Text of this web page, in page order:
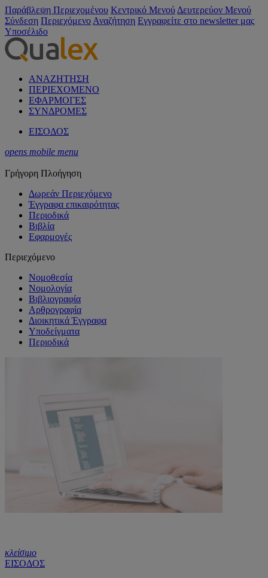
Παράβλεψη Περιεχομένου Κεντρικό Μενού Δευτερεύον Μενού
Σύνδεση Περιεχόμενο Αναζήτηση Εγγραφείτε στο newsletter μας
Υποσέλιδο
ΑΝΑΖΗΤΗΣΗ
ΠΕΡΙΕΧΟΜΕΝΟ
ΕΦΑΡΜΟΓΕΣ
ΣΥΝΔΡΟΜΕΣ
ΕΙΣΟΔΟΣ
opens mobile menu
Γρήγορη Πλοήγηση
Δωρεάν Περιεχόμενο
Έγγραφα επικαιρότητας
Περιοδικά
Βιβλία
Εφαρμογές
Περιεχόμενο
Νομοθεσία
Νομολογία
Βιβλιογραφία
Αρθρογραφία
Διοικητικά Έγγραφα
Υποδείγματα
Περιοδικά
κλείσιμο
ΕΙΣΟΔΟΣ